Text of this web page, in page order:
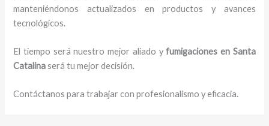
manteniéndonos actualizados en productos y avances
tecnológicos.
El tiempo será nuestro mejor aliado yfumigaciones en Santa
Catalinaserá tu mejor decisión.
Contáctanos para trabajar con profesionalismo y eficacia.